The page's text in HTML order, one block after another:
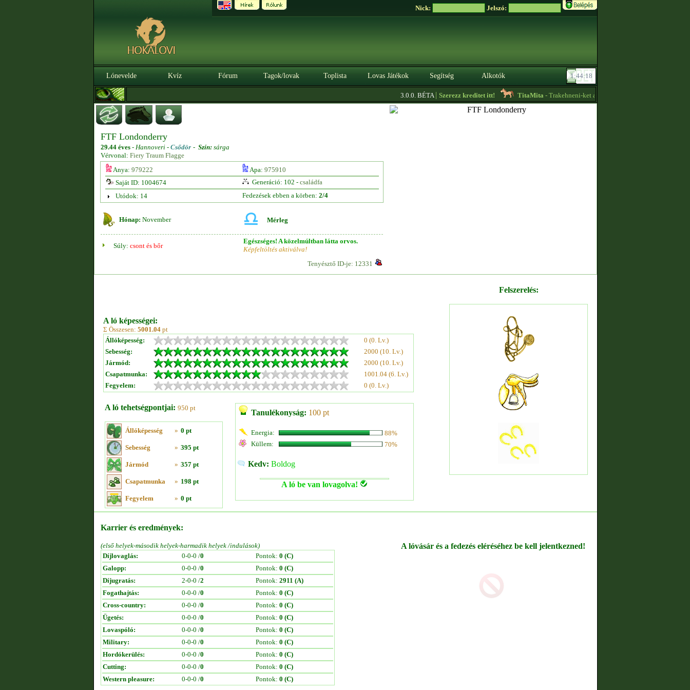
Nick: Jelszó:
Lónevelde Kvíz Fórum Tagok/lovak Toplista Lovas Játékok Segítség Alkotók
3.0.0. BÉTA|Szerezz kreditet itt! TitaMita- Trakehneni-ket adok el! Nem kreditért! Viszonylag
FTF Londonderry
29.44 éves - Hannoveri - Csődör - Szín: sárga
Vérvonal: Fiery Traum Flagge
Anya: 979222 Apa: 975910
Saját ID: 1004674
Generáció: 102 - családfa
Utódok: 14
Fedezések ebben a körben: 2/4
Hónap: November Mérleg
Súly: csont és bőr
Egészséges! A közelmúltban látta orvos.
Képfeltöltés aktiválva!
Tenyésztő ID-je: 12331
A ló képességei:
Σ Összesen: 5001.04 pt
Állóképesség:
0 (0. Lv.)
Sebesség:
2000 (10. Lv.)
Jármód:
2000 (10. Lv.)
Csapatmunka:
1001.04 (6. Lv.)
Fegyelem:
0 (0. Lv.)
A ló tehetségpontjai: 950 pt
Állóképesség » 0 pt
Sebesség » 395 pt
Jármód » 357 pt
Csapatmunka » 198 pt
Fegyelem » 0 pt
Tanulékonyság: 100 pt
Energia:
88%
Küllem:
70%
Kedv: Boldog
A ló be van lovagolva!
Felszerelés:
Karrier és eredmények:
(első helyek-második helyek-harmadik helyek /indulások)
Díjlovaglás:
0-0-0 /0 Pontok: 0 (C)
Galopp:
0-0-0 /0 Pontok: 0 (C)
Díjugratás:
2-0-0 /2 Pontok: 2911 (A)
Fogathajtás:
0-0-0 /0 Pontok: 0 (C)
Cross-country:
0-0-0 /0 Pontok: 0 (C)
Ügetés:
0-0-0 /0 Pontok: 0 (C)
Lovaspóló:
0-0-0 /0 Pontok: 0 (C)
Military:
0-0-0 /0 Pontok: 0 (C)
Hordókerülés:
0-0-0 /0 Pontok: 0 (C)
Cutting:
0-0-0 /0 Pontok: 0 (C)
Western pleasure:
0-0-0 /0 Pontok: 0 (C)
A lóvásár és a fedezés eléréséhez be kell jelentkezned!